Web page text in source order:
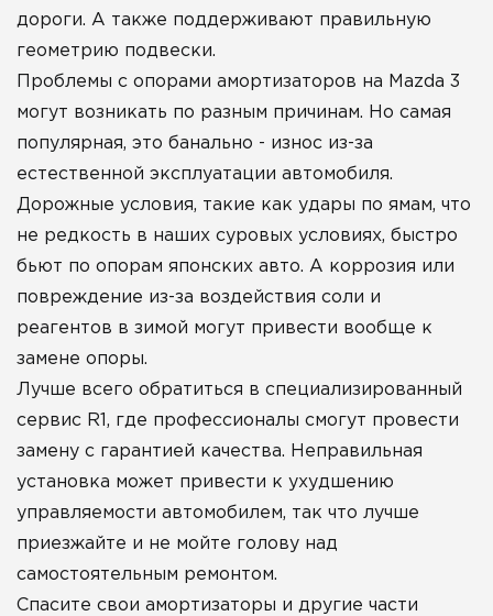
дороги. А также поддерживают правильную
геометрию подвески.
Проблемы с опорами амортизаторов на Mazda 3
могут возникать по разным причинам. Но самая
популярная, это банально - износ из-за
естественной эксплуатации автомобиля.
Дорожные условия, такие как удары по ямам, что
не редкость в наших суровых условиях, быстро
бьют по опорам японских авто. А коррозия или
повреждение из-за воздействия соли и
реагентов в зимой могут привести вообще к
замене опоры.
Лучше всего обратиться в специализированный
сервис R1, где профессионалы смогут провести
замену с гарантией качества. Неправильная
установка может привести к ухудшению
управляемости автомобилем, так что лучше
приезжайте и не мойте голову над
самостоятельным ремонтом.
Спасите свои амортизаторы и другие части